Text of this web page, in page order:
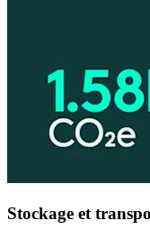
Stockage et